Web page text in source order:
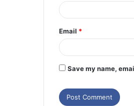
Email *
Save my name,